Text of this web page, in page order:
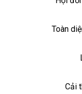
Toàn
Cải